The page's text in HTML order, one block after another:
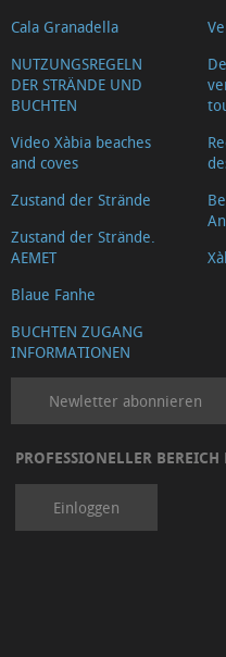
Cala Granadella
NUTZUNGSREGELN
DER STRÄNDE UND
BUCHTEN
Video Xàbia beaches
and coves
Zustand der Strände
Zustand der Strände.
AEMET
Blaue Fanhe
BUCHTEN ZUGANG
INFORMATIONEN
Newletter abonnieren
PROFESSIONELLER BEREICH
Einloggen